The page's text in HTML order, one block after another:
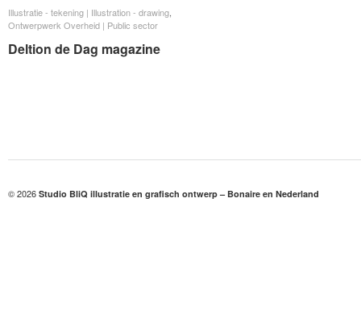
Illustratie - tekening | Illustration - drawing
Ontwerpwerk Overheid | Public sector
Deltion de Dag magazine
Illustratie - tekening | Illustration - drawing
Ontwerpwerk Overheid | Public sector
Deltion de Dag magazine
© 2026 Studio BliQ illustratie en grafisch ontwerp – Bonaire en Nederland